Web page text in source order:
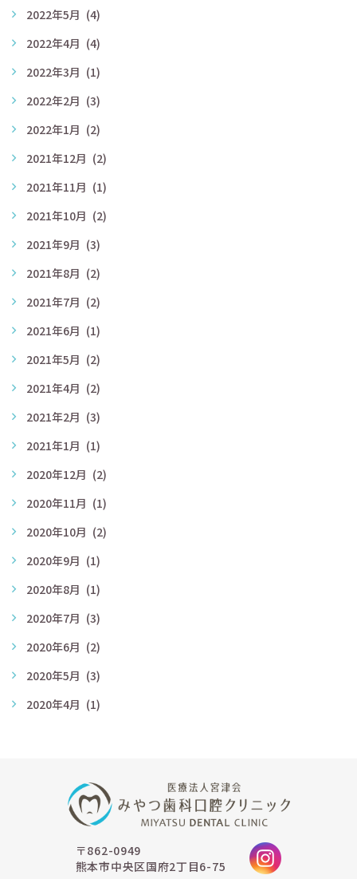
2022年5月 (4)
2022年4月 (4)
2022年3月 (1)
2022年2月 (3)
2022年1月 (2)
2021年12月 (2)
2021年11月 (1)
2021年10月 (2)
2021年9月 (3)
2021年8月 (2)
2021年7月 (2)
2021年6月 (1)
2021年5月 (2)
2021年4月 (2)
2021年2月 (3)
2021年1月 (1)
2020年12月 (2)
2020年11月 (1)
2020年10月 (2)
2020年9月 (1)
2020年8月 (1)
2020年7月 (3)
2020年6月 (2)
2020年5月 (3)
2020年4月 (1)
〒862-0949
熊本市中央区国府2丁目6-75